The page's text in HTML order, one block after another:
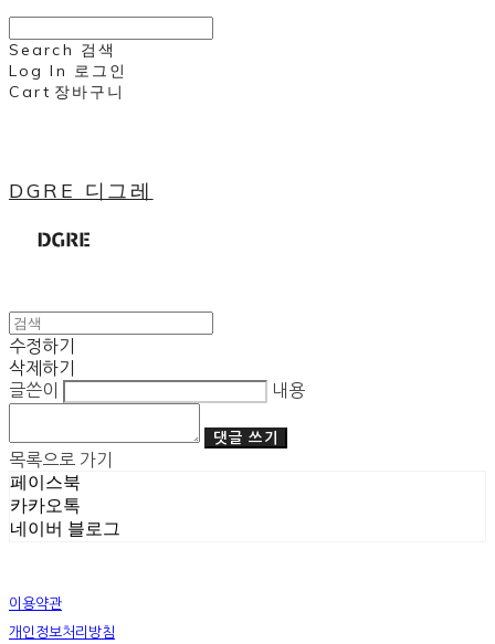
Search 검색
Log In
로그인
Cart 장바구니
DGRE 디그레
수정하기
삭제하기
글쓴이
내용
댓글 쓰기
목록으로 가기
페이스북
카카오톡
네이버 블로그
이용약관
개인정보처리방침